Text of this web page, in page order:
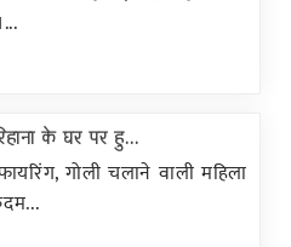
के घर पर हु...
गोली चलाने वाली महिला